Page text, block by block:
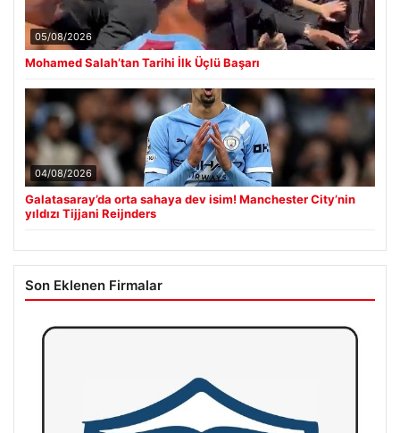
05/08/2026
Mohamed Salah’tan Tarihi İlk Üçlü Başarı
04/08/2026
Galatasaray’da orta sahaya dev isim! Manchester City’nin
yıldızı Tijjani Reijnders
Son Eklenen Firmalar